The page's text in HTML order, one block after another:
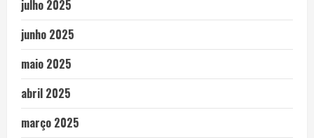
julho 2025
junho 2025
maio 2025
abril 2025
março 2025